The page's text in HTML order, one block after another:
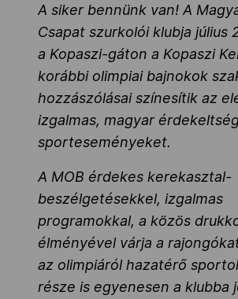
A siker bennünk van! A
Csapat szurkolói klubja július
a Kopaszi-gáton a Kopaszi
korábbi olimpiai bajnokok
hozzászólásai színesítik az
izgalmas, magyar
sporteseményeket.
A MOB érdekes kerekasztal-
beszélgetésekkel, izgalmas
programokkal, a közös
élményével várja a
az olimpiáról hazatérő
része is egyenesen a klubba